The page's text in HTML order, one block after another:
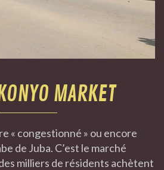
MARKET
« congestionné » ou encore
de Juba. C’est le marché
milliers de résidents achètent